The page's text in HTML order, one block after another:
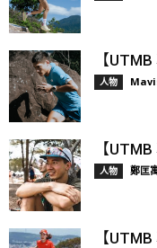
【
人物
【
人物 鄭匡
【